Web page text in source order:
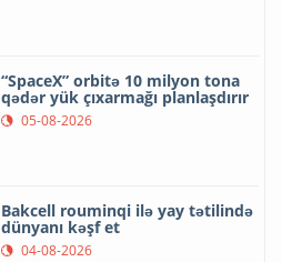
“SpaceX” orbitə 10 milyon tona
qədər yük çıxarmağı planlaşdırır
05-08-2026
Bakcell rouminqi ilə yay tətilində
dünyanı kəşf et
04-08-2026